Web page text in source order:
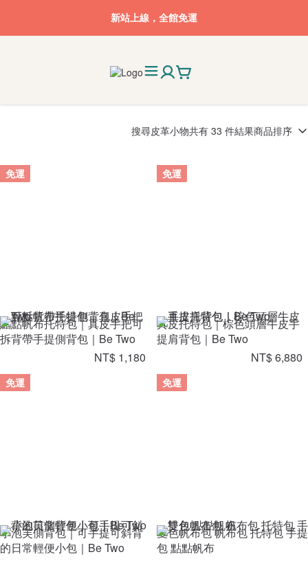
新站上線，全館免運
搜尋皮革小物共有 33 件結果商品排序
免運
點點帆布托特包｜真皮手把可
拆背帶手提側背包｜Be Two
NT$ 1,180
免運
真皮托特包｜棕色頭層牛皮手
提肩背包｜Be Two
NT$ 6,880
免運
小泡芙側背包｜可手提可斜背
的日常輕便小包｜Be Two
免運
雙色帆布包 帆布包 托特包 手提
包 點點帆布